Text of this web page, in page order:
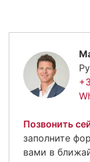
Позвонить
заполните
вами в